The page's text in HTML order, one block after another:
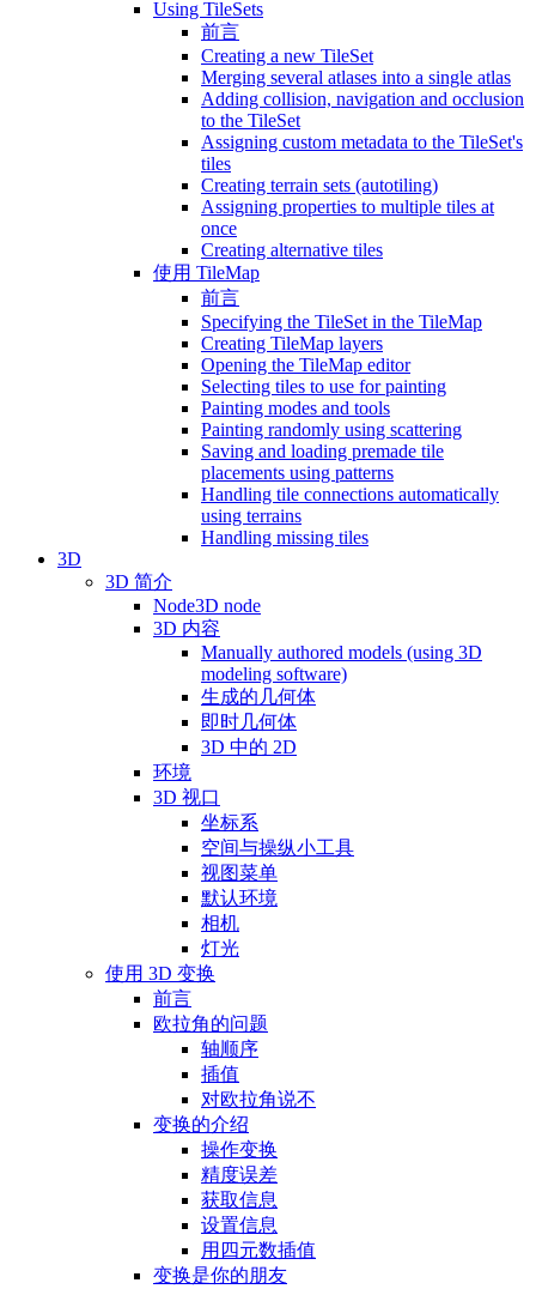
Using TileSets
前言
Creating a new TileSet
Merging several atlases into a single atlas
Adding collision, navigation and occlusion
to the TileSet
Assigning custom metadata to the TileSet's
tiles
Creating terrain sets (autotiling)
Assigning properties to multiple tiles at
once
Creating alternative tiles
使用 TileMap
前言
Specifying the TileSet in the TileMap
Creating TileMap layers
Opening the TileMap editor
Selecting tiles to use for painting
Painting modes and tools
Painting randomly using scattering
Saving and loading premade tile
placements using patterns
Handling tile connections automatically
using terrains
Handling missing tiles
3D
3D 简介
Node3D node
3D 内容
Manually authored models (using 3D
modeling software)
生成的几何体
即时几何体
3D 中的 2D
环境
3D 视口
坐标系
空间与操纵小工具
视图菜单
默认环境
相机
灯光
使用 3D 变换
前言
欧拉角的问题
轴顺序
插值
对欧拉角说不
变换的介绍
操作变换
精度误差
获取信息
设置信息
用四元数插值
变换是你的朋友